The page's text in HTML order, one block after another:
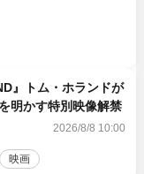
』トム・ホランドが
明かす特別映像解禁
2026/8/8 10:00
映画